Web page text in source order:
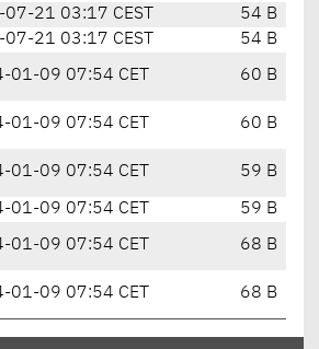
21 03:17 CEST
54 B
21 03:17 CEST
54 B
01-09 07:54 CET 60 B
01-09 07:54 CET 60 B
01-09 07:54 CET 59 B
01-09 07:54 CET
59 B
01-09 07:54 CET 68 B
01-09 07:54 CET 68 B